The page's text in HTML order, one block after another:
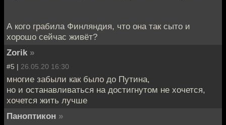
А кого грабила Финляндия, что она так сыто и
хорошо сейчас живёт?
Zorik »
#5 | 26.05.20 16:30
многие забыли как было до Путина,
но и останавливаться на достигнутом не хочется,
хочется жить лучше
Паноптикон »